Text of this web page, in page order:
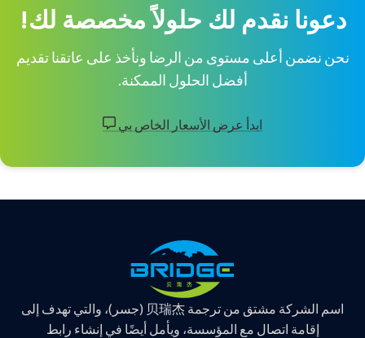
دعونا نقدم لك حلولاً مخصصة لك!
نحن نضمن أعلى مستوى من الرضا ونأخذ على عاتقنا تقديم
أفضل الحلول الممكنة.
ابدأ عرض الأسعار الخاص بي
اسم الشركة مشتق من ترجمة 贝瑞杰 (جسر)، والتي تهدف إلى
إقامة اتصال مع المؤسسة، ويأمل أيضًا في إنشاء رابط